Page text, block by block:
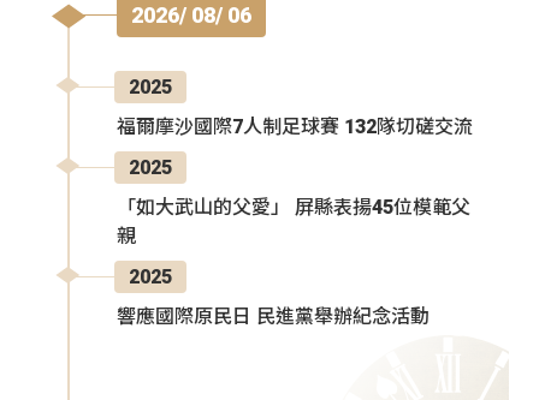
2026/ 08/ 06
2025
福爾摩沙國際7人制足球賽 132隊切磋交流
2025
「如大武山的父愛」 屏縣表揚45位模範父
親
2025
響應國際原民日 民進黨舉辦紀念活動